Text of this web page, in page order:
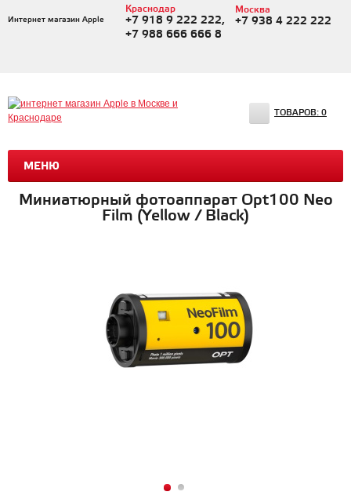
Интернет магазин Apple
Краснодар
+7 918 9 222 222,
+7 988 666 666 8
Москва
+7 938 4 222 222
МЕНЮ
ТОВАРОВ: 0
Миниатюрный фотоаппарат Opt100 Neo
Film (Yellow / Black)